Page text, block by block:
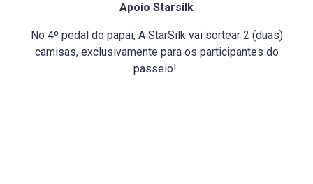
Apoio Starsilk
No 4º pedal do papai, A StarSilk vai sortear 2 (duas)
camisas, exclusivamente para os participantes do
passeio!